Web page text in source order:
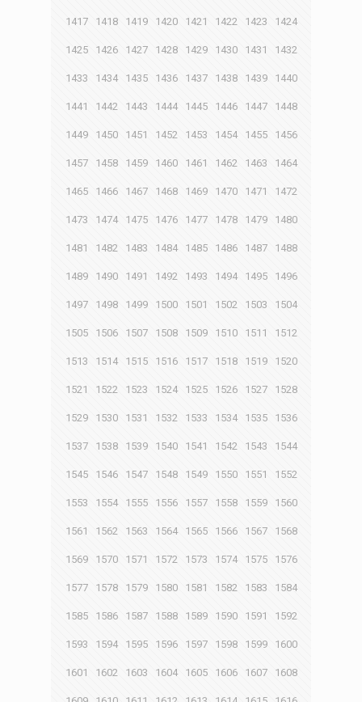
1417 1418 1419 1420 1421 1422 1423 1424
1425 1426 1427 1428 1429 1430 1431 1432
1433 1434 1435 1436 1437 1438 1439 1440
1441 1442 1443 1444 1445 1446 1447 1448
1449 1450 1451 1452 1453 1454 1455 1456
1457 1458 1459 1460 1461 1462 1463 1464
1465 1466 1467 1468 1469 1470 1471 1472
1473 1474 1475 1476 1477 1478 1479 1480
1481 1482 1483 1484 1485 1486 1487 1488
1489 1490 1491 1492 1493 1494 1495 1496
1497 1498 1499 1500 1501 1502 1503 1504
1505 1506 1507 1508 1509 1510 1511 1512
1513 1514 1515 1516 1517 1518 1519 1520
1521 1522 1523 1524 1525 1526 1527 1528
1529 1530 1531 1532 1533 1534 1535 1536
1537 1538 1539 1540 1541 1542 1543 1544
1545 1546 1547 1548 1549 1550 1551 1552
1553 1554 1555 1556 1557 1558 1559 1560
1561 1562 1563 1564 1565 1566 1567 1568
1569 1570 1571 1572 1573 1574 1575 1576
1577 1578 1579 1580 1581 1582 1583 1584
1585 1586 1587 1588 1589 1590 1591 1592
1593 1594 1595 1596 1597 1598 1599 1600
1601 1602 1603 1604 1605 1606 1607 1608